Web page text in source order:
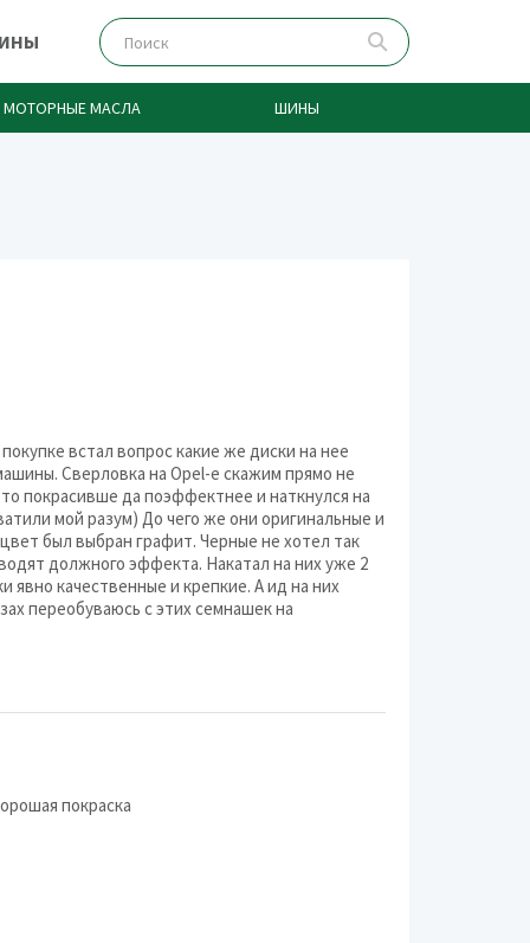
МОТОРНЫЕ МАСЛА ШИНЫ
встал вопрос какие же диски на нее
Сверловка на Opel-е скажим прямо не
покрасивше да поэффектнее и наткнулся на
мой разум) До чего же они оригинальные и
был выбран графит. Черные не хотел так
должного эффекта. Накатал на них уже 2
явно качественные и крепкие. А ид на них
переобуваюсь с этих семнашек на
покраска
Yamato
Racing Wheels
Off-Road-Wheels